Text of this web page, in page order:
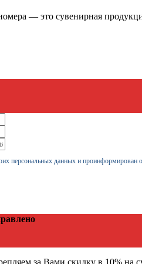
— это сувенирная
персональных данных и проинформирован
за Вами скидку в 10% на